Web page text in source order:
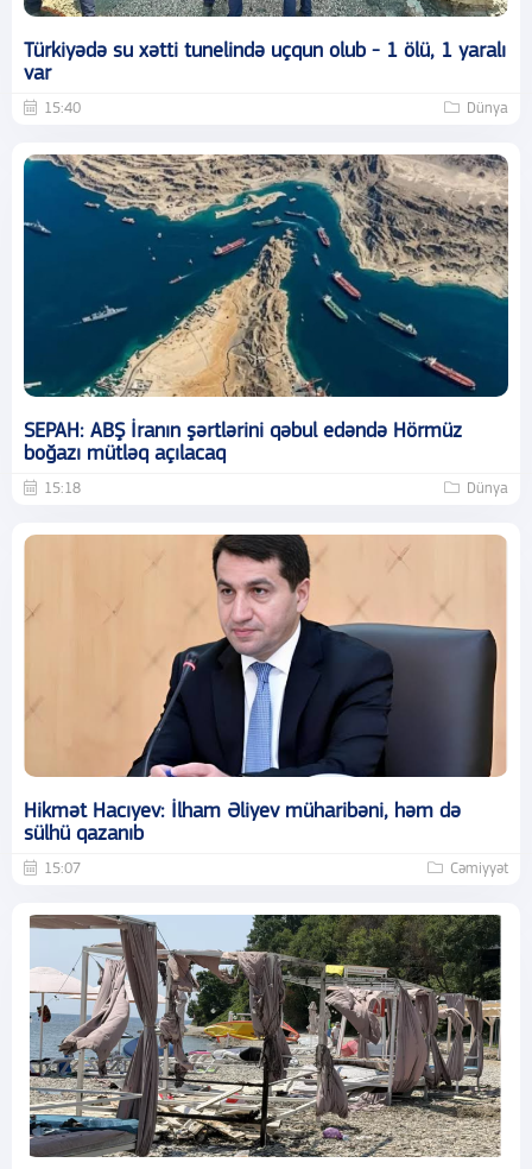
Türkiyədə su xətti tunelində uçqun olub - 1 ölü, 1 yaralı
var
15:40 Dünya
SEPAH: ABŞ İranın şərtlərini qəbul edəndə Hörmüz
boğazı mütləq açılacaq
15:18 Dünya
Hikmət Hacıyev: İlham Əliyev müharibəni, həm də
sülhü qazanıb
15:07 Cəmiyyət